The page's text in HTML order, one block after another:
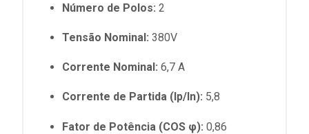
Número de Polos: 2
Tensão Nominal: 380V
Corrente Nominal: 6,7 A
Corrente de Partida (Ip/In): 5,8
Fator de Potência (COS φ): 0,86